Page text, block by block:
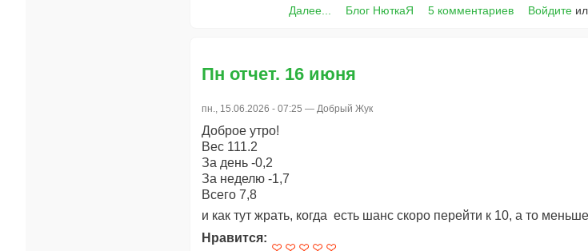
Далее... Блог НюткаЯ 5 комментариев Войдите
Пн отчет. 16 июня
пн., 15.06.2026 - 07:25 — Добрый Жук
Доброе утро!
Вес 111.2
За день -0,2
За неделю -1,7
Всего 7,8
и как тут жрать, когда есть шанс скоро перейти к 10, а то
Нравится: